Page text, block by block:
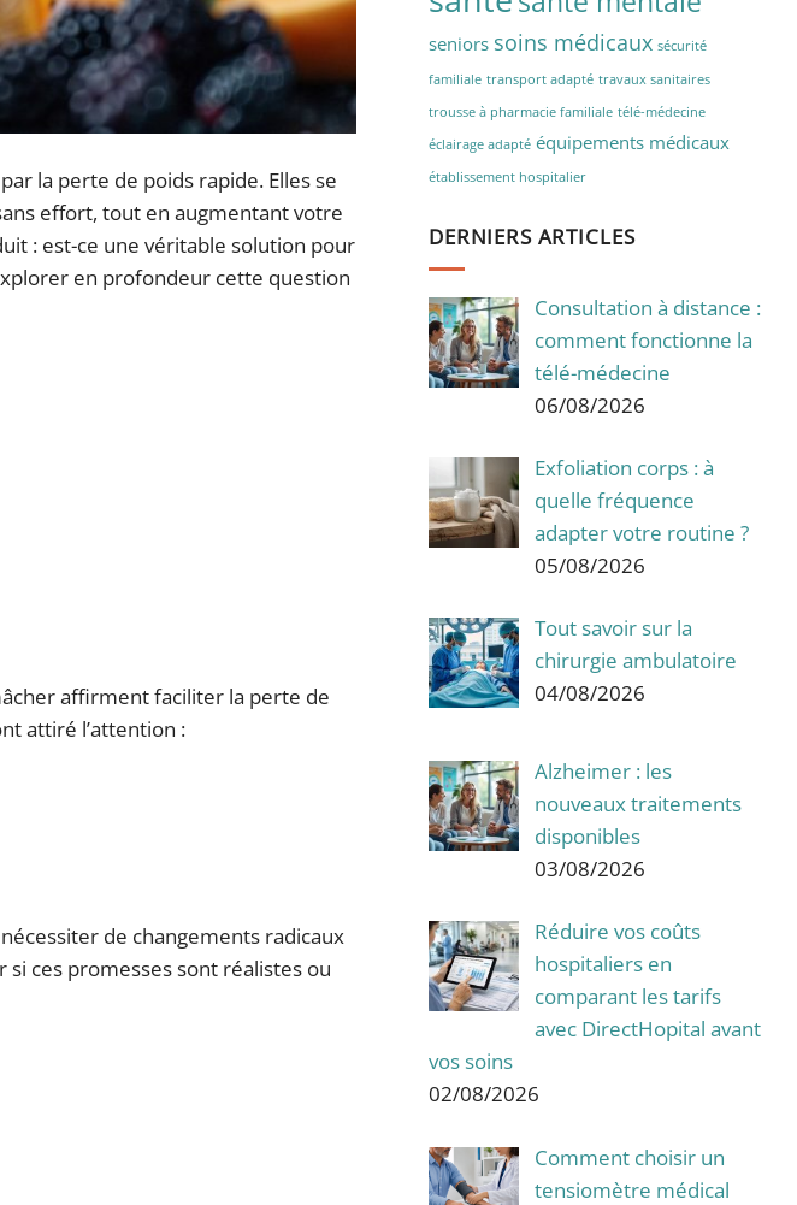
la perte de poids rapide. Elles se
effort, tout en augmentant votre
: est-ce une véritable solution pour
en profondeur cette question
affirment faciliter la perte de
attiré l’attention :
de changements radicaux
si ces promesses sont réalistes ou
seniors soins médicaux sécurité
familiale transport adapté travaux sanitaires
trousse à pharmacie familiale télé-médecine
éclairage adapté équipements médicaux
établissement hospitalier
DERNIERS ARTICLES
Consultation à distance :
comment fonctionne la
télé-médecine
06/08/2026
Exfoliation corps : à
quelle fréquence
adapter votre routine ?
05/08/2026
Tout savoir sur la
chirurgie ambulatoire
04/08/2026
Alzheimer : les
nouveaux traitements
disponibles
03/08/2026
Réduire vos coûts
hospitaliers en
comparant les tarifs
avec DirectHopital avant
vos soins
02/08/2026
Comment choisir un
tensiomètre médical